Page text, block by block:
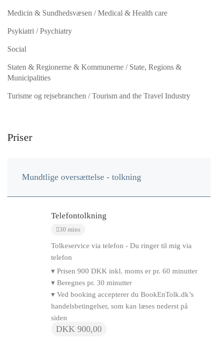
Medicin & Sundhedsvæsen / Medical & Health care
Psykiatri / Psychiatry
Social
Staten & Regionerne & Kommunerne / State, Regions &
Municipalities
Turisme og rejsebranchen / Tourism and the Travel Industry
Priser
Mundtlige oversættelse - tolkning
Telefontolkning
30 mins
Tolkeservice via telefon - Du ringer til mig via
telefon
▾ Prisen 900 DKK inkl. moms er pr. 60 minutter
▾ Beregnes pr. 30 minutter
▾ Ved booking accepterer du BookEnTolk.dk’s
handelsbetingelser, som kan læses nederst på
siden
DKK 900,00